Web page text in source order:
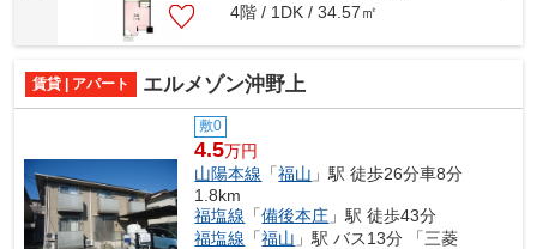
4階 / 1DK / 34.57㎡
賃貸 | アパート エルメゾン沖野上
敷0
4.5万円
山陽本線 「福山 」駅 徒歩26分車8分
1.8km
福塩線 「備後本庄 」駅 徒歩43分
福塩線 「福山 」駅 バス13分 「三菱